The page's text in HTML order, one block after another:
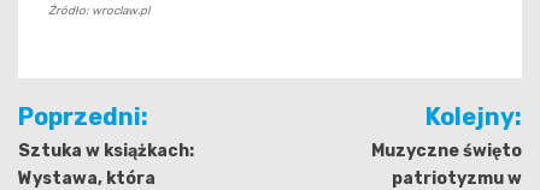
Źródło: wroclaw.pl
Nawigacja
wpisu
Poprzedni:
Sztuka w książkach:
Wystawa, która
Kolejny:
Muzyczne święto
patriotyzmu w